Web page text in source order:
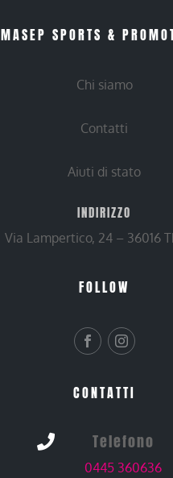
MASEP SPORTS &
Chi siamo
Contatti
Aiuti di stato
INDIRIZZO
Via Lampertico, 24 – 36016
FOLLOW
CONTATTI
 Telefono
0445 360636